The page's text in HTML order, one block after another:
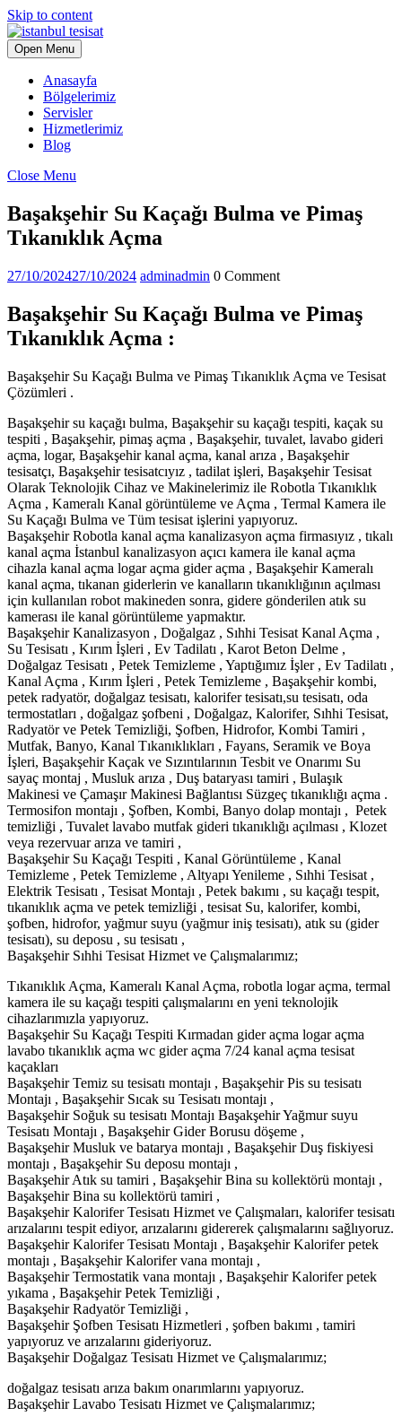
Skip to content
Open Menu
Anasayfa
Bölgelerimiz
Servisler
Hizmetlerimiz
Blog
Close Menu
Başakşehir Su Kaçağı Bulma ve Pimaş
Tıkanıklık Açma
27/10/202427/10/2024 adminadmin 0 Comment
Başakşehir Su Kaçağı Bulma ve Pimaş
Tıkanıklık Açma :
Başakşehir Su Kaçağı Bulma ve Pimaş Tıkanıklık Açma ve Tesisat
Çözümleri .
Başakşehir su kaçağı bulma, Başakşehir su kaçağı tespiti, kaçak su
tespiti , Başakşehir, pimaş açma , Başakşehir, tuvalet, lavabo gideri
açma, logar, Başakşehir kanal açma, kanal arıza , Başakşehir
tesisatçı, Başakşehir tesisatcıyız , tadilat işleri, Başakşehir Tesisat
Olarak Teknolojik Cihaz ve Makinelerimiz ile Robotla Tıkanıklık
Açma , Kameralı Kanal görüntüleme ve Açma , Termal Kamera ile
Su Kaçağı Bulma ve Tüm tesisat işlerini yapıyoruz.
Başakşehir Robotla kanal açma kanalizasyon açma firmasıyız , tıkalı
kanal açma İstanbul kanalizasyon açıcı kamera ile kanal açma
cihazla kanal açma logar açma gider açma , Başakşehir Kameralı
kanal açma, tıkanan giderlerin ve kanalların tıkanıklığının açılması
için kullanılan robot makineden sonra, gidere gönderilen atık su
kamerası ile kanal görüntüleme yapmaktır.
Başakşehir Kanalizasyon , Doğalgaz , Sıhhi Tesisat Kanal Açma ,
Su Tesisatı , Kırım İşleri , Ev Tadilatı , Karot Beton Delme ,
Doğalgaz Tesisatı , Petek Temizleme , Yaptığımız İşler , Ev Tadilatı ,
Kanal Açma , Kırım İşleri , Petek Temizleme , Başakşehir kombi,
petek radyatör, doğalgaz tesisatı, kalorifer tesisatı,su tesisatı, oda
termostatları , doğalgaz şofbeni , Doğalgaz, Kalorifer, Sıhhi Tesisat,
Radyatör ve Petek Temizliği, Şofben, Hidrofor, Kombi Tamiri ,
Mutfak, Banyo, Kanal Tıkanıklıkları , Fayans, Seramik ve Boya
İşleri, Başakşehir Kaçak ve Sızıntılarının Tesbit ve Onarımı Su
sayaç montaj , Musluk arıza , Duş bataryası tamiri , Bulaşık
Makinesi ve Çamaşır Makinesi Bağlantısı Süzgeç tıkanıklığı açma .
Termosifon montajı , Şofben, Kombi, Banyo dolap montajı , Petek
temizliği , Tuvalet lavabo mutfak gideri tıkanıklığı açılması , Klozet
veya rezervuar arıza ve tamiri ,
Başakşehir Su Kaçağı Tespiti , Kanal Görüntüleme , Kanal
Temizleme , Petek Temizleme , Altyapı Yenileme , Sıhhi Tesisat ,
Elektrik Tesisatı , Tesisat Montajı , Petek bakımı , su kaçağı tespit,
tıkanıklık açma ve petek temizliği , tesisat Su, kalorifer, kombi,
şofben, hidrofor, yağmur suyu (yağmur iniş tesisatı), atık su (gider
tesisatı), su deposu , su tesisatı ,
Başakşehir Sıhhi Tesisat Hizmet ve Çalışmalarımız;
Tıkanıklık Açma, Kameralı Kanal Açma, robotla logar açma, termal
kamera ile su kaçağı tespiti çalışmalarını en yeni teknolojik
cihazlarımızla yapıyoruz.
Başakşehir Su Kaçağı Tespiti Kırmadan gider açma logar açma
lavabo tıkanıklık açma wc gider açma 7/24 kanal açma tesisat
kaçakları
Başakşehir Temiz su tesisatı montajı , Başakşehir Pis su tesisatı
Montajı , Başakşehir Sıcak su Tesisatı montajı ,
Başakşehir Soğuk su tesisatı Montajı Başakşehir Yağmur suyu
Tesisatı Montajı , Başakşehir Gider Borusu döşeme ,
Başakşehir Musluk ve batarya montajı , Başakşehir Duş fiskiyesi
montajı , Başakşehir Su deposu montajı ,
Başakşehir Atık su tamiri , Başakşehir Bina su kollektörü montajı ,
Başakşehir Bina su kollektörü tamiri ,
Başakşehir Kalorifer Tesisatı Hizmet ve Çalışmaları, kalorifer tesisatı
arızalarını tespit ediyor, arızalarını gidererek çalışmalarını sağlıyoruz.
Başakşehir Kalorifer Tesisatı Montajı , Başakşehir Kalorifer petek
montajı , Başakşehir Kalorifer vana montajı ,
Başakşehir Termostatik vana montajı , Başakşehir Kalorifer petek
yıkama , Başakşehir Petek Temizliği ,
Başakşehir Radyatör Temizliği ,
Başakşehir Şofben Tesisatı Hizmetleri , şofben bakımı , tamiri
yapıyoruz ve arızalarını gideriyoruz.
Başakşehir Doğalgaz Tesisatı Hizmet ve Çalışmalarımız;
doğalgaz tesisatı arıza bakım onarımlarını yapıyoruz.
Başakşehir Lavabo Tesisatı Hizmet ve Çalışmalarımız;